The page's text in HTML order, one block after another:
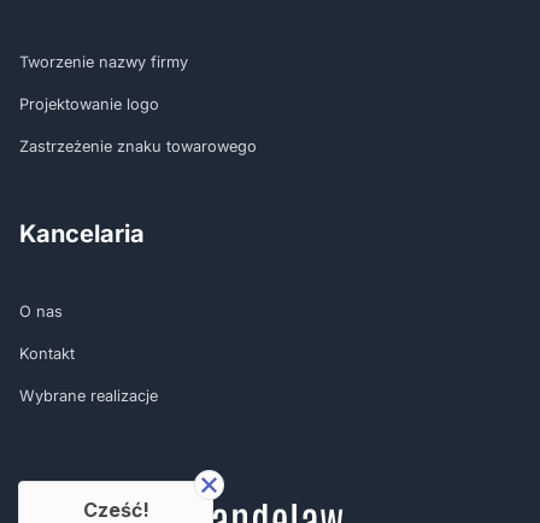
Tworzenie nazwy firmy
Projektowanie logo
Zastrzeżenie znaku towarowego
Kancelaria
O nas
Kontakt
Wybrane realizacje
Cześć!